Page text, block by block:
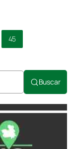
45
Buscar